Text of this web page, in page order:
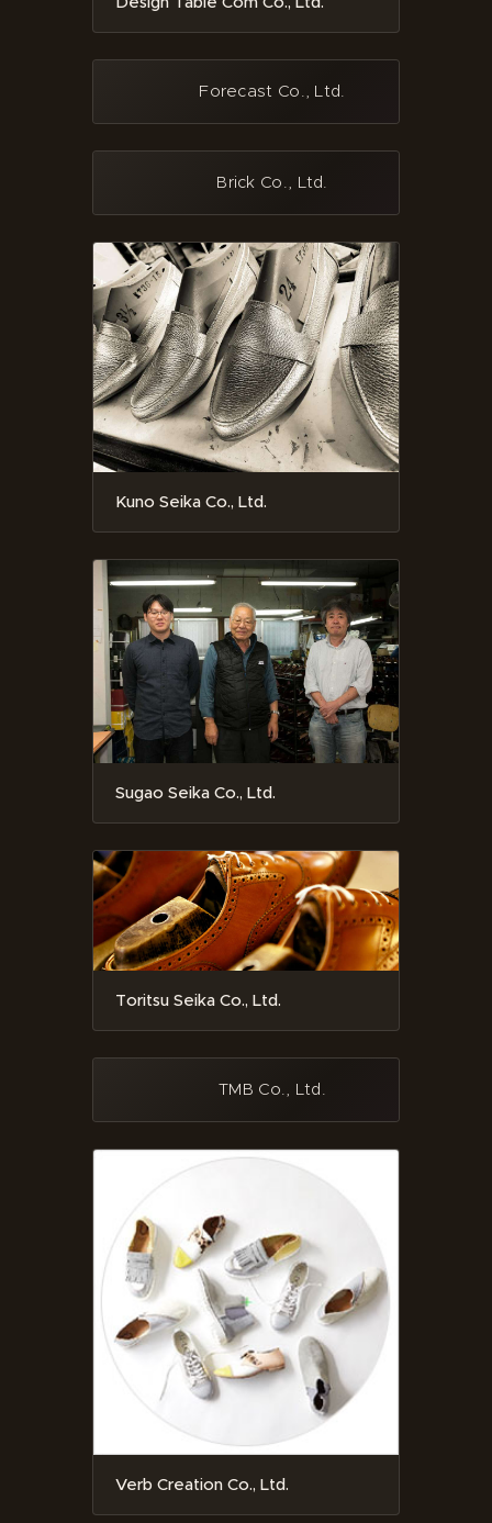
Forecast Co., Ltd.
Brick Co., Ltd.
Kuno Seika Co., Ltd.
Sugao Seika Co., Ltd.
Toritsu Seika Co., Ltd.
TMB Co., Ltd.
Verb Creation Co., Ltd.